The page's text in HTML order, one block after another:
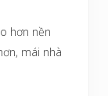
nền
mái nhà